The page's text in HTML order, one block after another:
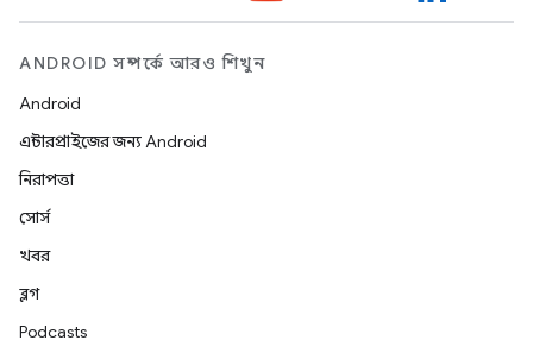
ANDROID সম্পর্কে আরও শিখুন
Android
এন্টারপ্রাইজের জন্য Android
নিরাপত্তা
সোর্স
খবর
ব্লগ
Podcasts